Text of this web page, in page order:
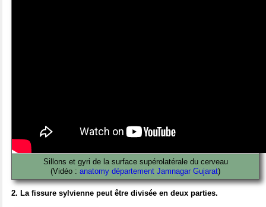
Sillons et gyri de la surface supérolatérale du cerveau
(Vidéo : anatomy département Jamnagar Gujarat)
2. La fissure sylvienne peut être divisée en deux parties.